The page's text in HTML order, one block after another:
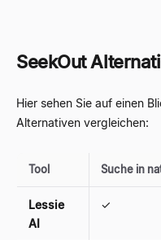
SeekOut
Hier sehen Sie auf einen
Alternativen vergleichen:
Tool Suche in
Lessie
AI
✓